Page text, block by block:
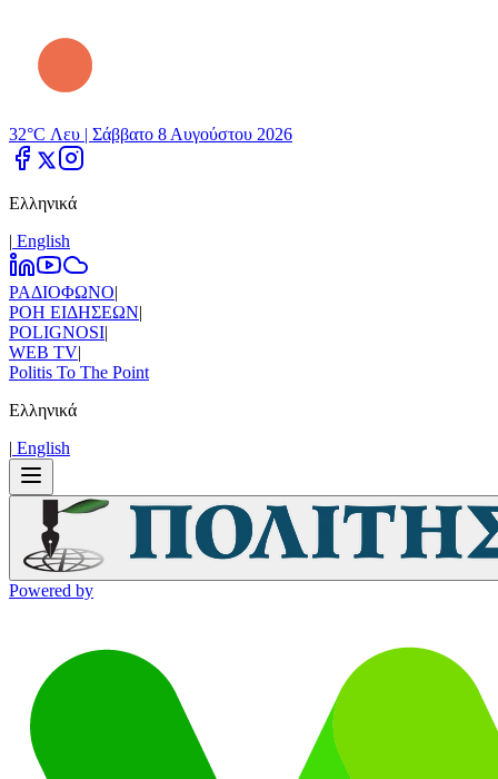
32°C Λευ | Σάββατο 8 Αυγούστου 2026
Ελληνικά
| Εnglish
ΡΑΔΙΟΦΩΝΟ|
ΡΟΗ ΕΙΔΗΣΕΩΝ|
POLIGNOSI|
WEB TV|
Politis To The Point
Ελληνικά
| Εnglish
Powered by